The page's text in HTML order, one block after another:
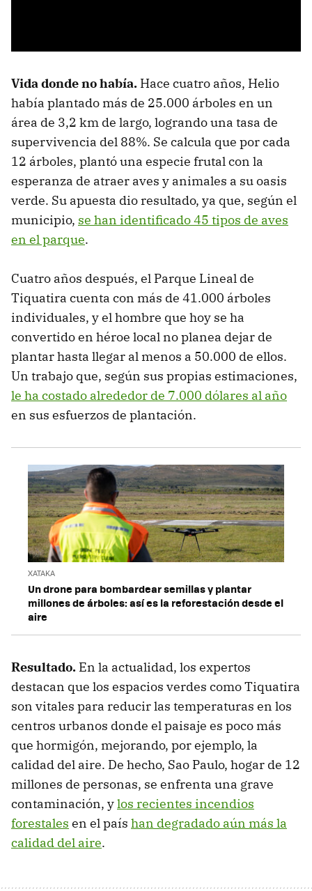
Vida donde no había. Hace cuatro años, Helio
había plantado más de 25.000 árboles en un
área de 3,2 km de largo, logrando una tasa de
supervivencia del 88%. Se calcula que por cada
12 árboles, plantó una especie frutal con la
esperanza de atraer aves y animales a su oasis
verde. Su apuesta dio resultado, ya que, según el
municipio, se han identificado 45 tipos de aves
en el parque.
Cuatro años después, el Parque Lineal de
Tiquatira cuenta con más de 41.000 árboles
individuales, y el hombre que hoy se ha
convertido en héroe local no planea dejar de
plantar hasta llegar al menos a 50.000 de ellos.
Un trabajo que, según sus propias estimaciones,
le ha costado alrededor de 7.000 dólares al año
en sus esfuerzos de plantación.
XATAKA
Un drone para bombardear semillas y plantar
millones de árboles: así es la reforestación desde el
aire
Resultado. En la actualidad, los expertos
destacan que los espacios verdes como Tiquatira
son vitales para reducir las temperaturas en los
centros urbanos donde el paisaje es poco más
que hormigón, mejorando, por ejemplo, la
calidad del aire. De hecho, Sao Paulo, hogar de 12
millones de personas, se enfrenta una grave
contaminación, ylos recientes incendios
forestales en el país han degradado aún más la
calidad del aire.